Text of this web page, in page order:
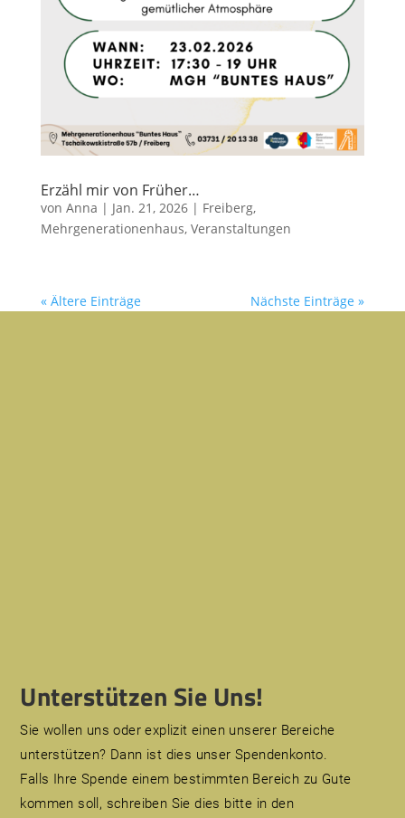
Erzähl mir von Früher…
von Anna | Jan. 21, 2026| Freiberg,
Mehrgenerationenhaus, Veranstaltungen
« Ältere Einträge Nächste Einträge »
Unterstützen Sie Uns!
Sie wollen uns oder explizit einen unserer Bereiche
unterstützen? Dann ist dies unser Spendenkonto.
Falls Ihre Spende einem bestimmten Bereich zu Gute
kommen soll, schreiben Sie dies bitte in den